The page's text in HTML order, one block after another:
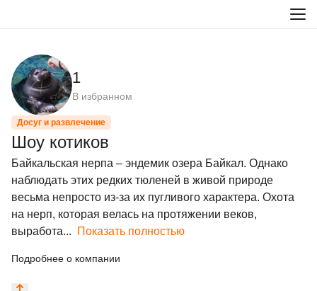
1
В избранном
Досуг и развлечение
Шоу котиков
Байкальская нерпа – эндемик озера Байкал. Однако
наблюдать этих редких тюленей в живой природе
весьма непросто из-за их пугливого характера. Охота
на нерп, которая велась на протяжении веков,
выработа... Показать полностью
Подробнее о компании